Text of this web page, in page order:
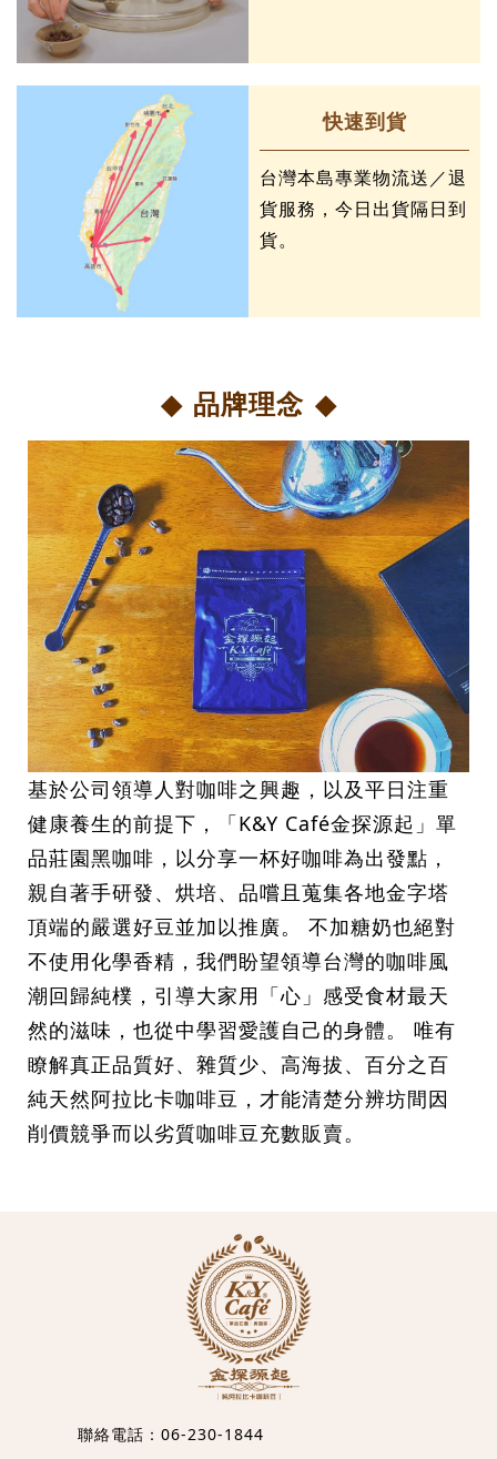
快速到貨
台灣本島專業物流送／退
貨服務，今日出貨隔日到
貨。
品牌理念
基於公司領導人對咖啡之興趣，以及平日注重
健康養生的前提下，「K&Y Café金探源起」單
品莊園黑咖啡，以分享一杯好咖啡為出發點，
親自著手研發、烘培、品嚐且蒐集各地金字塔
頂端的嚴選好豆並加以推廣。 不加糖奶也絕對
不使用化學香精，我們盼望領導台灣的咖啡風
潮回歸純樸，引導大家用「心」感受食材最天
然的滋味，也從中學習愛護自己的身體。 唯有
瞭解真正品質好、雜質少、高海拔、百分之百
純天然阿拉比卡咖啡豆，才能清楚分辨坊間因
削價競爭而以劣質咖啡豆充數販賣。
聯絡電話： 06-230-1844